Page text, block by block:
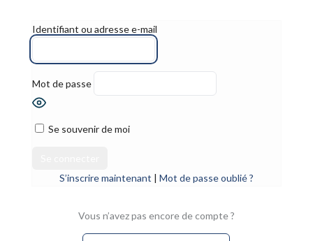
Identifiant ou adresse e-mail
Mot de passe
Se souvenir de moi
S’inscrire maintenant | Mot de passe oublié ?
Vous n’avez pas encore de compte ?